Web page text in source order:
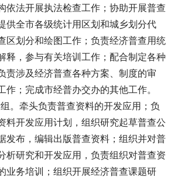
依法开展执法检查工作；协助开展普查
供全市各级统计用区划和城乡划分代
区划分和绘图工作；负责经济普查用统
释，参与有关培训工作；配合制定各种
责涉及经济普查各种方案、制度的审
作；完成市经普办交办的其他工作。
。牵头负责普查资料的开发应用；负
料开发应用计划，组织研究起草普查公
发布，编辑出版普查资料；组织并对普
析研究和开发应用，负责组织对普查资
业务培训；组织开展经济普查课题研